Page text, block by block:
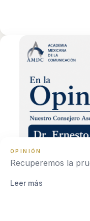
OPINIÓN
Recuperemos la
Leer más